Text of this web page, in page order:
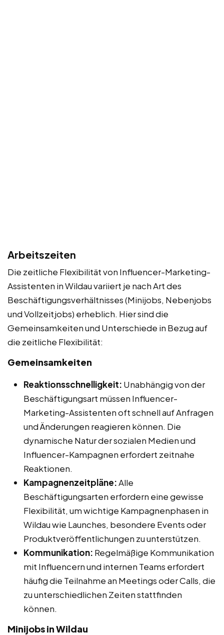
Arbeitszeiten
Die zeitliche Flexibilität von Influencer-Marketing-
Assistenten in Wildau variiert je nach Art des
Beschäftigungsverhältnisses (Minijobs, Nebenjobs
und Vollzeitjobs) erheblich. Hier sind die
Gemeinsamkeiten und Unterschiede in Bezug auf
die zeitliche Flexibilität:
Gemeinsamkeiten
Reaktionsschnelligkeit: Unabhängig von der
Beschäftigungsart müssen Influencer-
Marketing-Assistenten oft schnell auf Anfragen
und Änderungen reagieren können. Die
dynamische Natur der sozialen Medien und
Influencer-Kampagnen erfordert zeitnahe
Reaktionen.
Kampagnenzeitpläne:Alle
Beschäftigungsarten erfordern eine gewisse
Flexibilität, um wichtige Kampagnenphasen in
Wildau wie Launches, besondere Events oder
Produktveröffentlichungen zu unterstützen.
Kommunikation: Regelmäßige Kommunikation
mit Influencern und internen Teams erfordert
häufig die Teilnahme an Meetings oder Calls, die
zu unterschiedlichen Zeiten stattfinden
können.
Minijobs in Wildau